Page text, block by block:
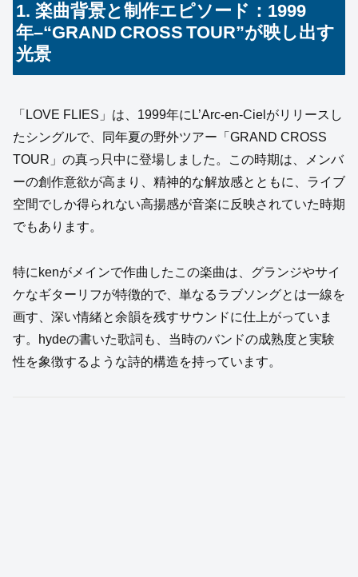
1. 楽曲背景と制作エピソード：1999
年–“GRAND CROSS TOUR”が映し出す
光景
「LOVE FLIES」は、1999年にL’Arc-en-Cielがリリースし
たシングルで、同年夏の野外ツアー「GRAND CROSS
TOUR」の真っ只中に登場しました。この時期は、メンバ
ーの創作意欲が高まり、精神的な解放感とともに、ライブ
空間でしか得られない高揚感が音楽に反映されていた時期
でもあります。
特にkenがメインで作曲したこの楽曲は、グランジやサイ
ケなギターリフが特徴的で、単なるラブソングとは一線を
画す、深い情緒と余韻を残すサウンドに仕上がっていま
す。hydeの書いた歌詞も、当時のバンドの成熟度と実験
性を象徴するような詩的構造を持っています。